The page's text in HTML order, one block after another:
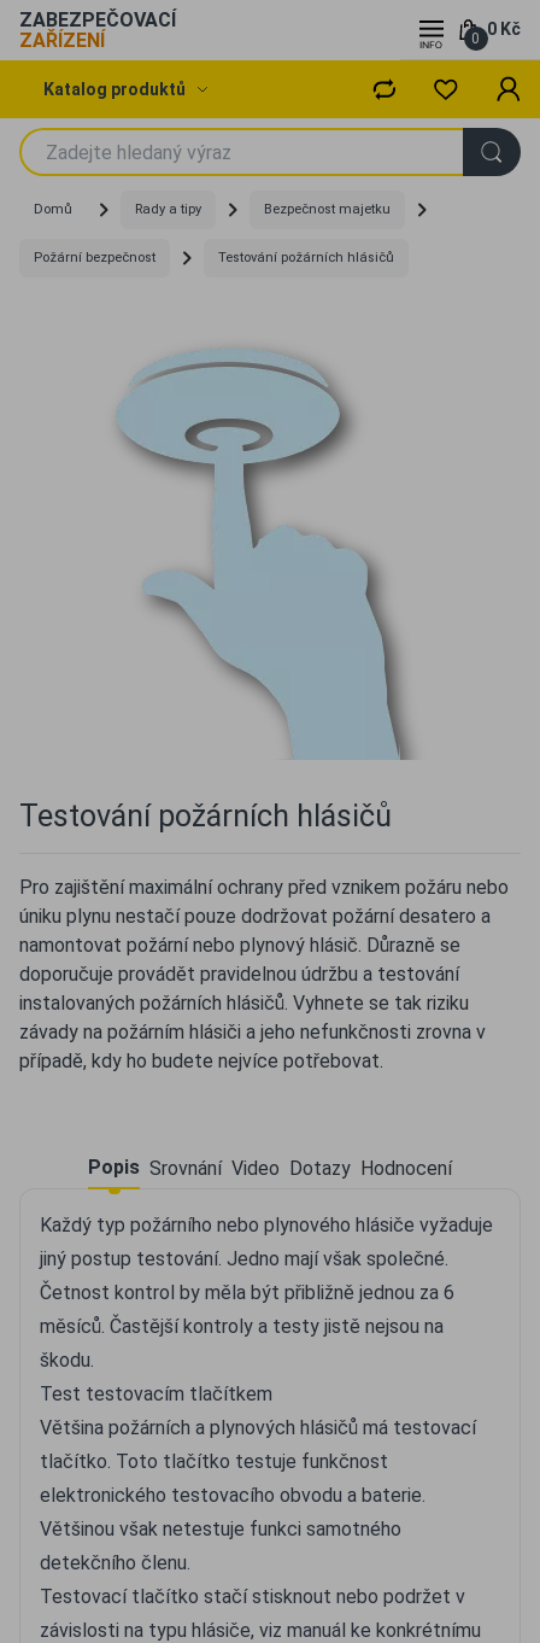
0 Kč
0
ZABEZPEČOVACÍ
ZAŘÍZENÍ
Katalog produktů
Domů Rady a tipy Bezpečnost majetku
Požární bezpečnost Testování požárních hlásičů
Testování požárních hlásičů
Pro zajištění maximální ochrany před vznikem požáru nebo
úniku plynu nestačí pouze dodržovat požární desatero a
namontovat požární nebo plynový hlásič. Důrazně se
doporučuje provádět pravidelnou údržbu a testování
instalovaných požárních hlásičů. Vyhnete se tak riziku
závady na požárním hlásiči a jeho nefunkčnosti zrovna v
případě, kdy ho budete nejvíce potřebovat.
Popis Srovnání Video Dotazy Hodnocení
Každý typ požárního nebo plynového hlásiče vyžaduje
jiný postup testování. Jedno mají však společné.
Četnost kontrol by měla být přibližně jednou za 6
měsíců. Častější kontroly a testy jistě nejsou na
škodu.
Test testovacím tlačítkem
Většina požárních a plynových hlásičů má testovací
tlačítko. Toto tlačítko testuje funkčnost
elektronického testovacího obvodu a baterie.
Většinou však netestuje funkci samotného
detekčního členu.
Testovací tlačítko stačí stisknout nebo podržet v
závislosti na typu hlásiče, viz manuál ke konkrétnímu